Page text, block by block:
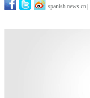
spanish.news.cn